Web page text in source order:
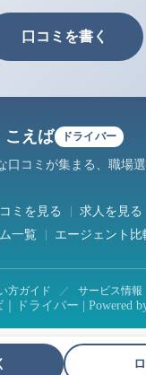
口コミを書く
こえば ドライバー
口コミが集まる、職場選
ミを見る 求人を見る
一覧
エージェント比
方ガイド ／ サービス情報
ドライバー | Powered